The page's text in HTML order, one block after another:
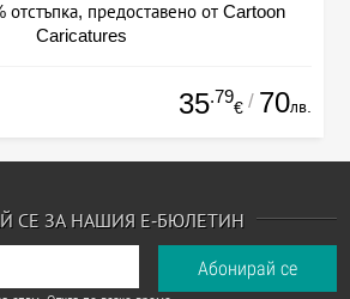
отстъпка, предоставено от Cartoon
Caricatures
35.79
€ / 70лв.
СЕ ЗА НАШИЯ Е-БЮЛЕТИН